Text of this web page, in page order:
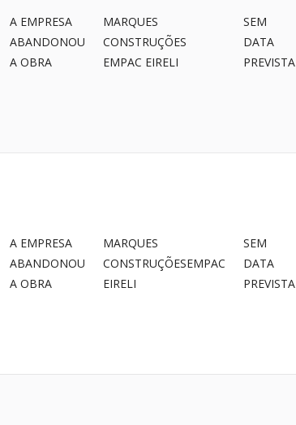
A EMPRESA
ABANDONOU
A OBRA
MARQUES
CONSTRUÇÕES
EMPAC EIRELI
SEM
DATA
PREVISTA
A EMPRESA
ABANDONOU
A OBRA
MARQUES
CONSTRUÇÕESEMPAC
EIRELI
SEM
DATA
PREVISTA